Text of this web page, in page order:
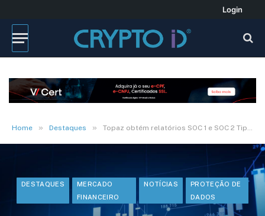
Login
Home » Destaques » Topaz obtém relatórios SOC 1 e SOC 2 Tipo II e reforça governança para operações críticas do setor financeiro
DESTAQUES
MERCADO
FINANCEIRO
NOTÍCIAS
PROTEÇÃO DE
DADOS